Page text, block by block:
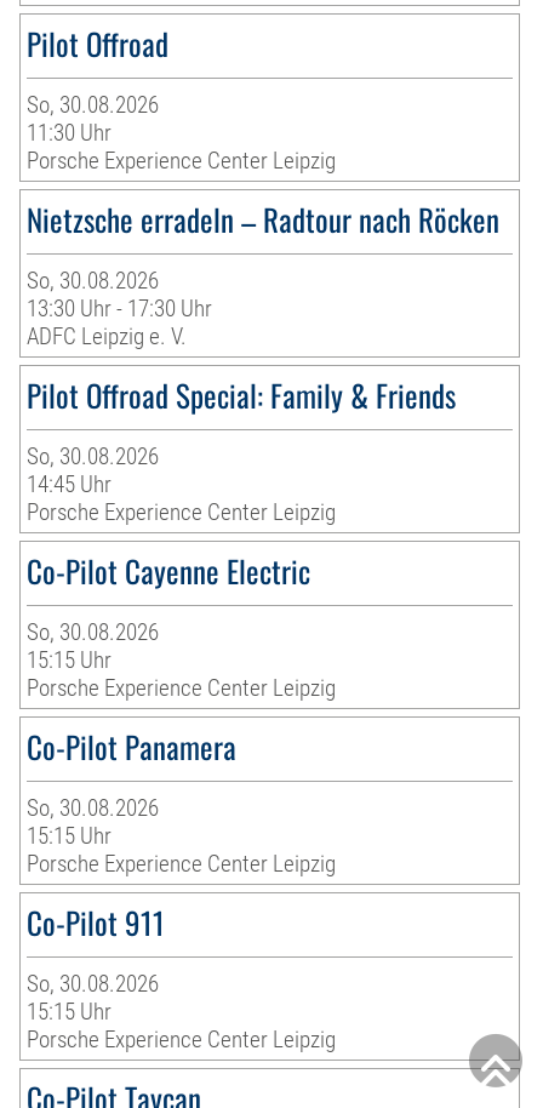
Pilot Offroad
So, 30.08.2026
11:30 Uhr
Porsche Experience Center Leipzig
Nietzsche erradeln – Radtour nach Röcken
So, 30.08.2026
13:30 Uhr - 17:30 Uhr
ADFC Leipzig e. V.
Pilot Offroad Special: Family & Friends
So, 30.08.2026
14:45 Uhr
Porsche Experience Center Leipzig
Co-Pilot Cayenne Electric
So, 30.08.2026
15:15 Uhr
Porsche Experience Center Leipzig
Co-Pilot Panamera
So, 30.08.2026
15:15 Uhr
Porsche Experience Center Leipzig
Co-Pilot 911
So, 30.08.2026
15:15 Uhr
Porsche Experience Center Leipzig
Co-Pilot Taycan